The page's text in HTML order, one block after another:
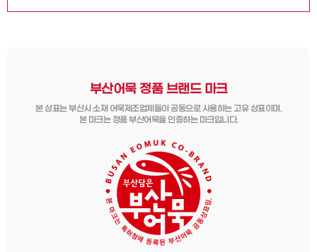
부산어묵 정품 브랜드 마크
본 상표는 부산시 소재 어묵제조업체들이 공동으로 사용하는 고유 상표이며,
본 마크는 정품 부산어묵을 인증하는 마크입니다.